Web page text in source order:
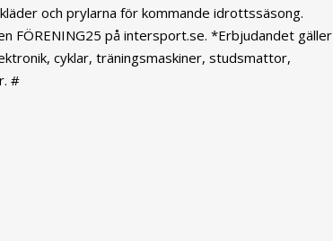
och prylarna för kommande idrottssäsong.
FÖRENING25 på intersport.se. *Erbjudandet gäller
cyklar, träningsmaskiner, studsmattor,
#